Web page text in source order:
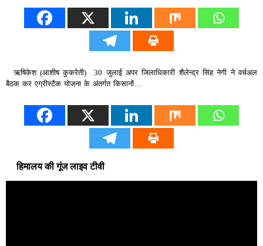
ऋषिकेश (आशीष कुकरेती) 30 जुलाई अपर जिलाधिकारी शैलेन्द्र सिंह नेगी ने वर्चअल
बैठक कर एग्रीस्टैक योजना के अंतर्गत किसानों…
हिमालय की गूंज लाइव टीवी